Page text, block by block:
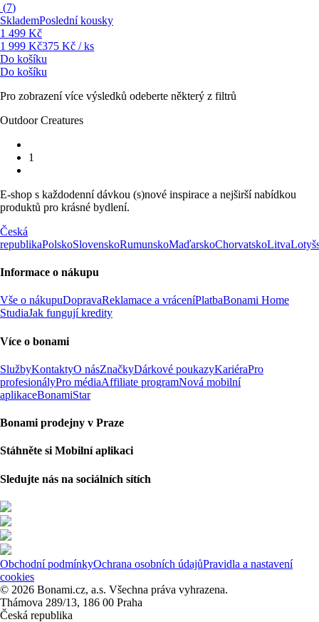
(7)
SklademPoslední kousky
1 499 Kč
1 999 Kč375 Kč / ks
Do košíku
Do košíku
Pro zobrazení více výsledků odeberte některý z filtrů
Outdoor Creatures
1
E-shop s každodenní dávkou (s)nové inspirace a nejširší nabídkou
produktů pro krásné bydlení.
Česká
republikaPolskoSlovenskoRumunskoMaďarskoChorvatskoLitva
Informace o nákupu
Vše o nákupuDopravaReklamace a vráceníPlatbaBonami Home
StudiaJak fungují kredity
Více o bonami
SlužbyKontaktyO násZnačkyDárkové poukazyKariéraPro
profesionályPro médiaAffiliate programNová mobilní
aplikaceBonamiStar
Bonami prodejny v Praze
Stáhněte si Mobilní aplikaci
Sledujte nás na sociálních sítích
Obchodní podmínkyOchrana osobních údajůPravidla a nastavení
cookies
© 2026 Bonami.cz, a.s. Všechna práva vyhrazena.
Thámova 289/13, 186 00 Praha
Česká republika